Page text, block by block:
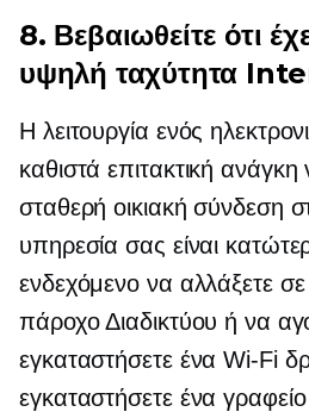
8. Βεβαιωθείτε ότι
υψηλή ταχύτητα
Η λειτουργία ενός
καθιστά επιτακτική ανάγκη
σταθερή οικιακή σύνδεση
υπηρεσία σας είναι
ενδεχόμενο να αλλάξετε σε
πάροχο Διαδικτύου ή να
εγκαταστήσετε έναWi-Fi
εγκαταστήσετε ένα γραφείο